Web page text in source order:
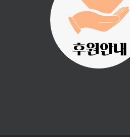
진리횃불 사역은
여러분의 후원으
로 이루어집니다.